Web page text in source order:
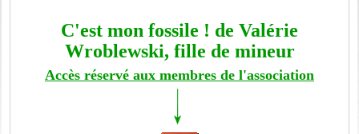
C'est mon fossile ! de Valérie
Wroblewski, fille de mineur
Accès réservé aux membres de l'association